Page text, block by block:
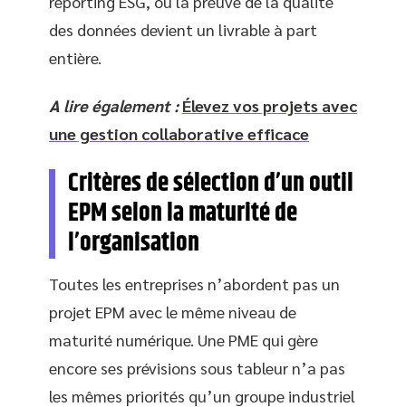
des données devient un livrable à part
entière.
A lire également : Élevez vos projets avec
une gestion collaborative efficace
Critères de sélection d’un outil
EPM selon la maturité de
l’organisation
Toutes les entreprises n’abordent pas un
projet EPM avec le même niveau de
maturité numérique. Une PME qui gère
encore ses prévisions sous tableur n’a pas
les mêmes priorités qu’un groupe industriel